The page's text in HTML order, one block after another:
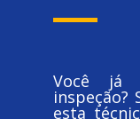
Você já
inspeção?
esta